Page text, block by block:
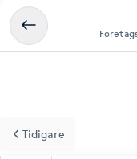
Tidigare